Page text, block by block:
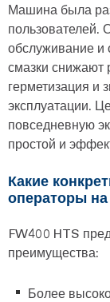
Машина была
пользователей.
обслуживание и
смазки снижают
герметизация и
эксплуатации.
повседневную
простой и
Какие
операторы на
FW400 HTS
преимущества:
Более